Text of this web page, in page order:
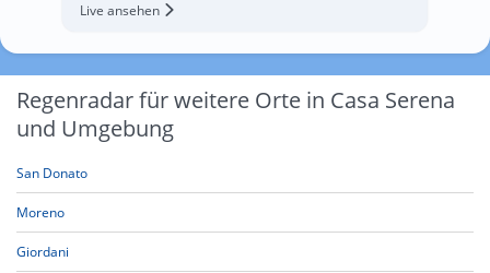
Live ansehen
Regenradar für weitere Orte in Casa Serena
und Umgebung
San Donato
Moreno
Giordani